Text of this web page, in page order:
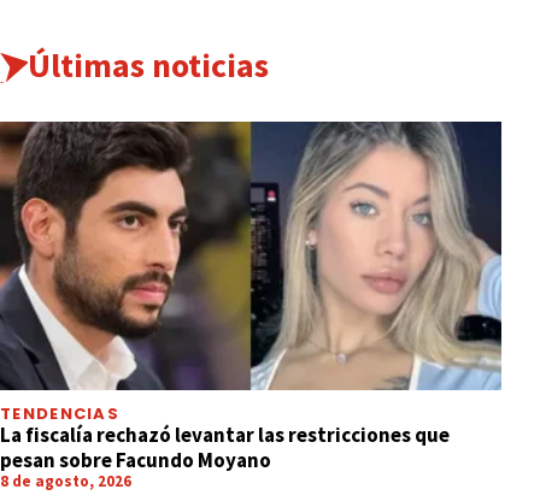
Últimas noticias
TENDENCIAS
La fiscalía rechazó levantar las restricciones que
pesan sobre Facundo Moyano
8 de agosto, 2026